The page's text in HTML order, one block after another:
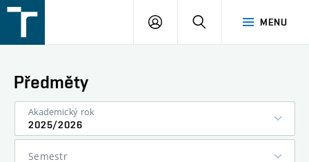
v
MENU
PŘIHLÁŠENÍ
Předměty
Akademický rok
2025/2026
Semestr